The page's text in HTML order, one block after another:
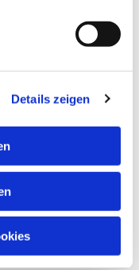
Details zeigen